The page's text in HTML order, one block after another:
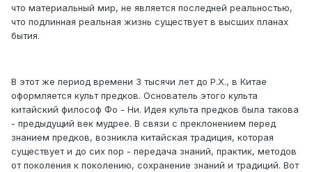
что материальный мир, не является последней реальностью,
что подлинная реальная жизнь существует в высших планах
бытия.
В этот же период времени 3 тысячи лет до Р.Х., в Китае
оформляется культ предков. Основатель этого культа
китайский философ Фо - Ни. Идея культа предков была такова
- предыдущий век мудрее. В связи с преклонением перед
знанием предков, возникла китайская традиция, которая
существует и до сих пор - передача знаний, практик, методов
от поколения к поколению, сохранение знаний и традиций. Вот